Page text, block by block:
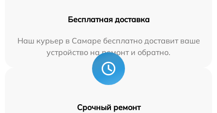
Бесплатная доставка
Наш курьер в Самаре бесплатно доставит ваше
устройство на ремонт и обратно.
Срочный ремонт